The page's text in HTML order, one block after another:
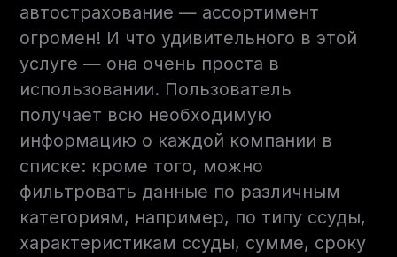
автострахование — ассортимент
огромен! И что удивительного в этой
услуге — она ​​очень проста в
использовании. Пользователь
получает всю необходимую
информацию о каждой компании в
списке: кроме того, можно
фильтровать данные по различным
категориям, например, по типу ссуды,
характеристикам ссуды, сумме, сроку